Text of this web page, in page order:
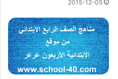
2015-12-05